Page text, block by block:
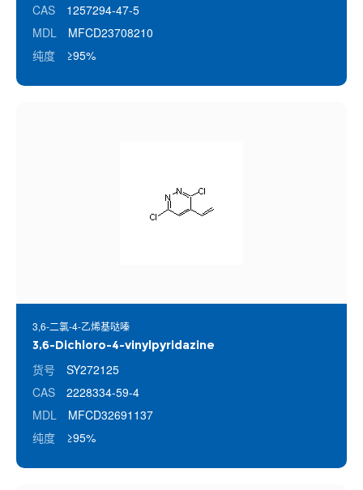
CAS
1257294-47-5
MDL
MFCD23708210
纯度
≥95%
3,6-二氯-4-乙烯基哒嗪
3,6-Dichloro-4-vinylpyridazine
货号
SY272125
CAS
2228334-59-4
MDL
MFCD32691137
纯度
≥95%